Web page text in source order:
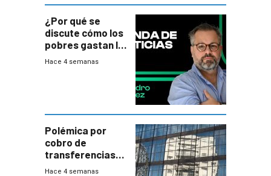
¿Por qué se
discute cómo los
pobres gastan la
plata?
Hace 4 semanas
Polémica por
cobro de
transferencias
del Mides en
Hace 4 semanas